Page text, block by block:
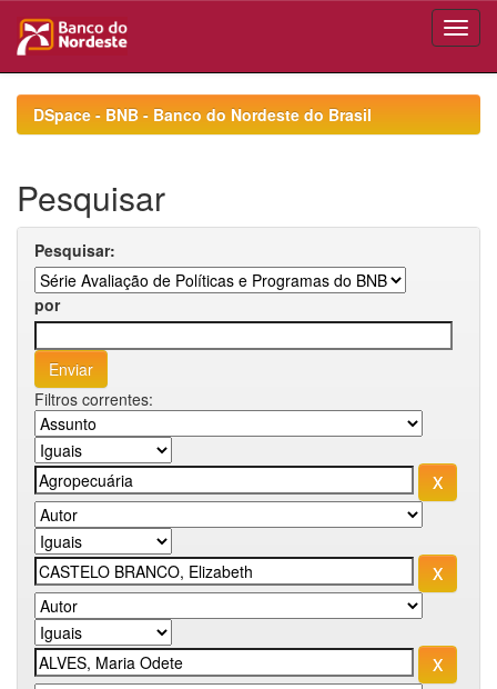
navigationDSpace - BNB - Banco do Nordeste do Brasil
Pesquisar
Pesquisar:
por
Filtros correntes: